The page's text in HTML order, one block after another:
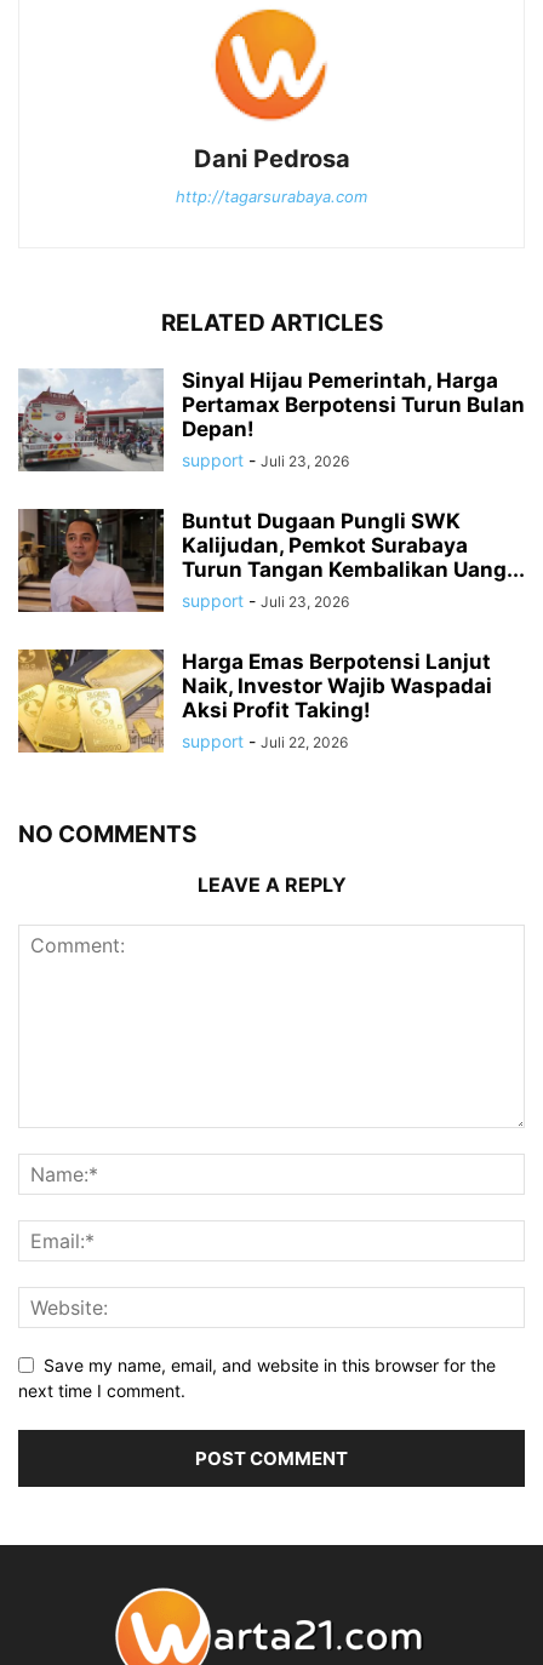
Dani Pedrosa
http://tagarsurabaya.com
RELATED ARTICLES
Sinyal Hijau Pemerintah, Harga
Pertamax Berpotensi Turun Bulan
Depan!
support - Juli 23, 2026
Buntut Dugaan Pungli SWK
Kalijudan, Pemkot Surabaya
Turun Tangan Kembalikan Uang...
support - Juli 23, 2026
Harga Emas Berpotensi Lanjut
Naik, Investor Wajib Waspadai
Aksi Profit Taking!
support - Juli 22, 2026
NO COMMENTS
LEAVE A REPLY
Save my name, email, and website in this browser for the
next time I comment.